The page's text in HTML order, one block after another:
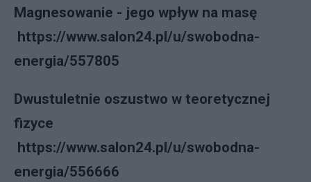
Magnesowanie - jego wpływ na masę
https://www.salon24.pl/u/swobodna-
energia/557805
Dwustuletnie oszustwo w teoretycznej
fizyce
https://www.salon24.pl/u/swobodna-
energia/556666